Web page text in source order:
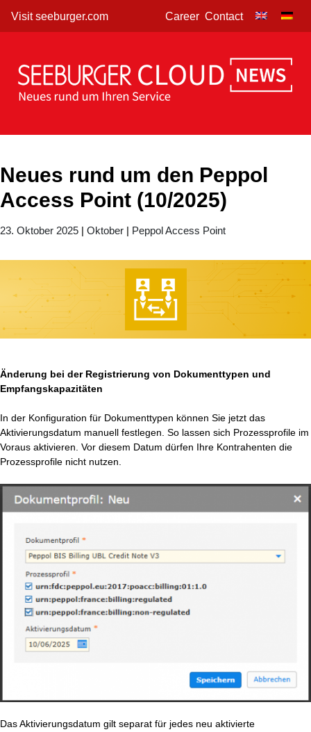
Visit seeburger.com Career Contact
Neues rund um den Peppol
Access Point (10/2025)
23. Oktober 2025 | Oktober | Peppol Access Point
Änderung bei der Registrierung von Dokumenttypen und
Empfangskapazitäten
In der Konfiguration für Dokumenttypen können Sie jetzt das
Aktivierungsdatum manuell festlegen. So lassen sich Prozessprofile im
Voraus aktivieren. Vor diesem Datum dürfen Ihre Kontrahenten die
Prozessprofile nicht nutzen.
Das Aktivierungsdatum gilt separat für jedes neu aktivierte